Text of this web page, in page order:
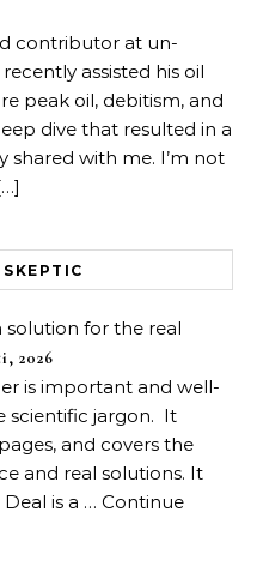
contributor at un-
assisted his oil
peak oil, debitism, and
dive that resulted in a
shared with me. I’m not
SKEPTIC
solution for the real
2026
is important and well-
scientific jargon. It
and covers the
and real solutions. It
is a … Continue